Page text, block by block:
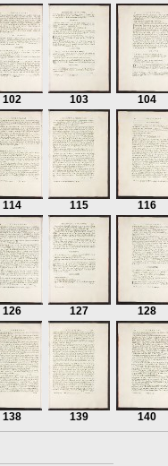
102 103 104
114 115 116
126 127 128
138 139 140